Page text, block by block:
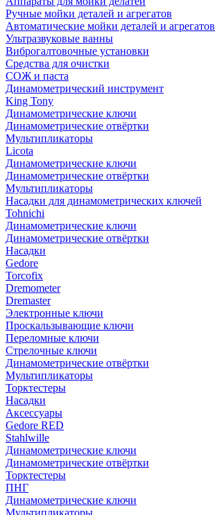
Ручные мойки деталей и агрегатов
Автоматические мойки деталей и агрегатов
Ультразвуковые ванны
Виброгалтовочные установки
Средства для очистки
СОЖ и паста
Динамометрический инструмент
King Tony
Динамометрические ключи
Динамометрические отвёртки
Мультипликаторы
Licota
Динамометрические ключи
Динамометрические отвёртки
Мультипликаторы
Насадки для динамометрических ключей
Tohnichi
Динамометрические ключи
Динамометрические отвёртки
Насадки
Gedore
Torcofix
Dremometer
Dremaster
Электронные ключи
Проскальзывающие ключи
Переломные ключи
Стрелочные ключи
Динамометрические отвёртки
Мультипликаторы
Торктестеры
Насадки
Аксессуары
Gedore RED
Stahlwille
Динамометрические ключи
Динамометрические отвёртки
Торктестеры
ПНГ
Динамометрические ключи
Мультипликаторы